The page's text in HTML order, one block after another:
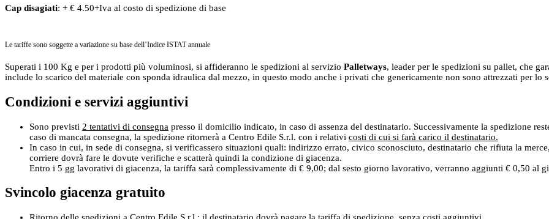
Cap disagiati: + € 4.50+Iva al costo di spedizione di base
Le tariffe sono soggette a variazione su base dell’Indice ISTAT annuale
Superati i 100 Kg e per i prodotti più voluminosi, si affideranno le spedizioni al servizio Palletways, leader per le spedizioni su pallet, che
include lo scarico del materiale con sponda idraulica dal mezzo, in questo modo anche i privati che genericamente non sono attrezzati per
Condizioni e servizi aggiuntivi
Sono previsti 2 tentativi di consegna presso il domicilio indicato, in caso di assenza del destinatario. Successivamente la spedizione
caso di mancata consegna, la spedizione ritornerà a Centro Edile S.r.l. con i relativi costi di cui si farà carico il destinatario.
In caso in cui, in sede di consegna, si verificassero situazioni quali: indirizzo errato, civico sconosciuto, destinatario che rifiuta la
corriere dovrà fare le dovute verifiche e scatterà quindi la condizione di giacenza.
Entro i 5 gg lavorativi di giacenza, la tariffa sarà complessivamente di € 9,00; dal sesto giorno lavorativo, verranno aggiunti € 0,50 al
Svincolo giacenza gratuito